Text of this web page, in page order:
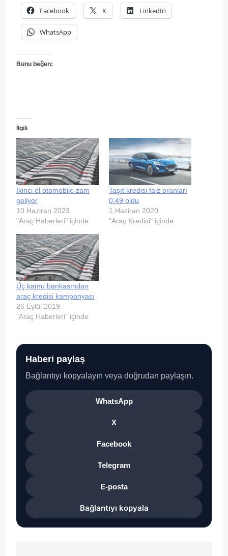
Facebook X LinkedIn
WhatsApp
Bunu beğen:
İlgili
İkinci el otomobile zam
geliyor
10 Haziran 2023
"Araç Haberleri" içinde
Taşıt kredisi faiz oranları
0.49 oldu
1 Haziran 2020
"Araç Kredisi" içinde
Üç kamu bankasından
araç kredisi kampanyası
26 Eylül 2019
"Araç Haberleri" içinde
Haberi paylaş
Bağlantıyı kopyalayın veya doğrudan paylaşın.
WhatsApp
X
Facebook
Telegram
E-posta
Bağlantıyı kopyala